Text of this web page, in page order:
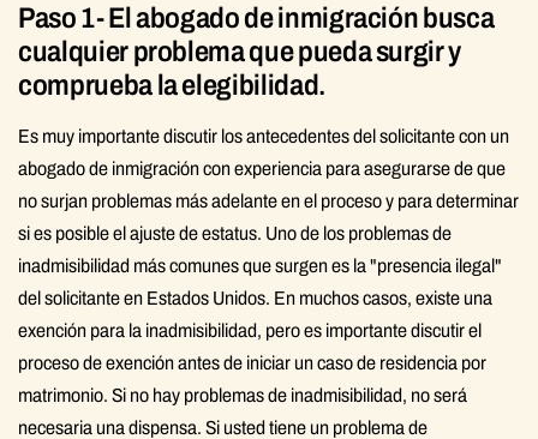
Paso 1- El abogado de inmigración busca
cualquier problema que pueda surgir y
comprueba la elegibilidad.
Es muy importante discutir los antecedentes del solicitante con un
abogado de inmigración con experiencia para asegurarse de que
no surjan problemas más adelante en el proceso y para determinar
si es posible el ajuste de estatus. Uno de los problemas de
inadmisibilidad más comunes que surgen es la "presencia ilegal"
del solicitante en Estados Unidos. En muchos casos, existe una
exención para la inadmisibilidad, pero es importante discutir el
proceso de exención antes de iniciar un caso de residencia por
matrimonio. Si no hay problemas de inadmisibilidad, no será
necesaria una dispensa. Si usted tiene un problema de